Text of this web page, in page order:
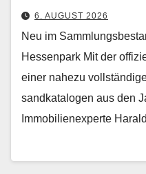
6. AUGUST 2026
Neu im
Hessenpark Mit der
ein­er nahezu
sand­kat­a­lo­gen aus den
Immo­bilienex­perte